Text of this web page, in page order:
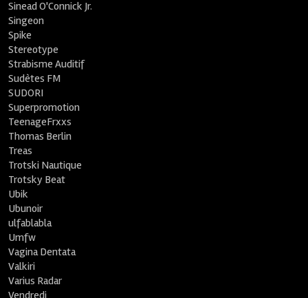
Sinead O'Connick Jr.
Singeon
Spike
Stereotype
Strabisme Auditif
Sudètes FM
SUDORI
Superpromotion
TeenageFrxxs
Thomas Berlin
Treas
Trotski Nautique
Trotsky Beat
Ubik
Ubunoir
ulfablabla
Umfw
Vagina Dentata
Valkiri
Varius Radar
Vendredi